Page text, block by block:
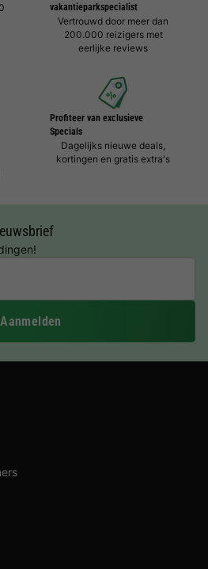
vakantieparkspecialist
Vertrouwd door meer dan
200.000 reizigers met
eerlijke reviews
Profiteer van exclusieve
Specials
Dagelijks nieuwe deals,
kortingen en gratis extra's
Aanmelden